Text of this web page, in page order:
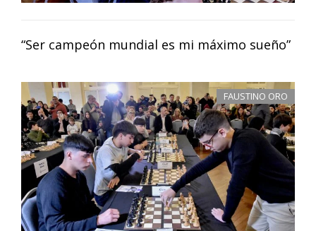
“Ser campeón mundial es mi máximo sueño”
FAUSTINO ORO